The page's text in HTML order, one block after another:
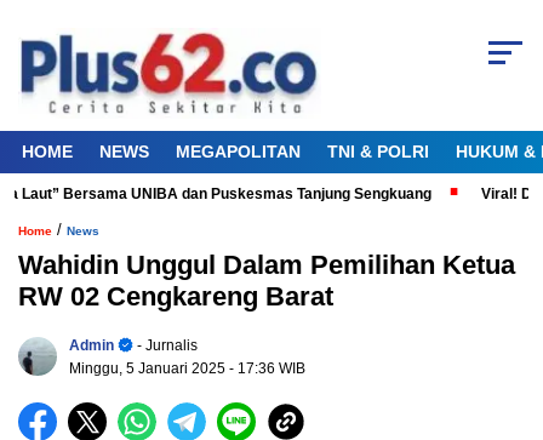
HOME NEWS MEGAPOLITAN TNI & POLRI HUKUM &
Bersama UNIBA dan Puskesmas Tanjung Sengkuang Viral!
Home / News
Wahidin Unggul Dalam Pemilihan Ketua
RW 02 Cengkareng Barat
Admin
- Jurnalis
Minggu, 5 Januari 2025 - 17:36 WIB